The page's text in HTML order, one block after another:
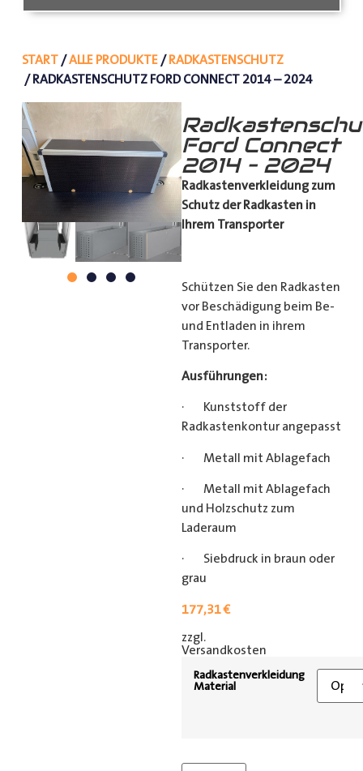
START/ALLE PRODUKTE/RADKASTENSCHUTZ
/ RADKASTENSCHUTZ FORD CONNECT 2014 – 2024
Ford Connect
2014 – 2024
Radkastenverkleidung zum
Schutz der Radkasten in
Ihrem Transporter
Schützen Sie den Radkasten
vor Beschädigung beim Be-
und Entladen in ihrem
Transporter.
Ausführungen:
· Kunststoff der
Radkastenkontur angepasst
· Metall mit Ablagefach
· Metall mit Ablagefach
und Holzschutz zum
Laderaum
· Siebdruck in braun oder
grau
177,31€
zzgl.
Versandkosten
Radkastenverkleidung
Material